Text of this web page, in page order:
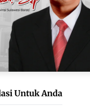
Untuk Anda